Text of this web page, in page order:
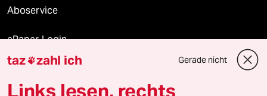
Aboservice
ePaper Login
Downloads für Abonnierende
taz zahl ich Gerade nicht
Links lesen, rechts